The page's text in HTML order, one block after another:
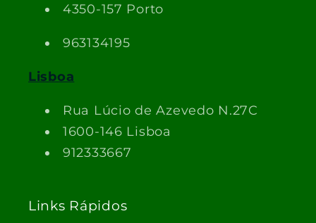
4350-157 Porto
963134195
Lisboa
Rua Lúcio de Azevedo N.27C
1600-146 Lisboa
912333667
Links Rápidos